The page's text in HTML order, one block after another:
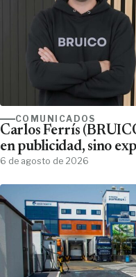
COMUNICADOS
Carlos Ferrís
en publicidad, sino
6 de agosto de 2026